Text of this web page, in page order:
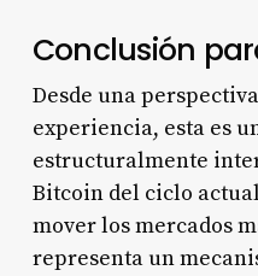
Conclusión
Desde una
experiencia, esta es
estructuralmente
Bitcoin del ciclo
mover los mercados
representa un